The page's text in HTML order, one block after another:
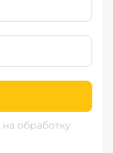
на обработку